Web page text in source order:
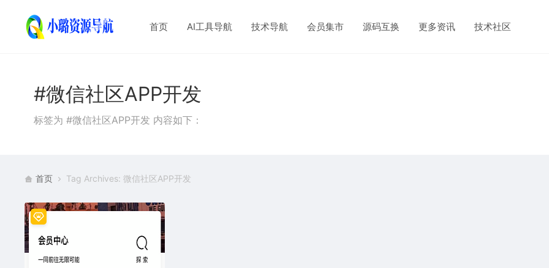
首页 AI工具导航 技术导航 会员集市 源码互换 更多资讯 技术社区
#微信社区APP开发
标签为 #微信社区APP开发 内容如下：
首页 Tag Archives: 微信社区APP开发